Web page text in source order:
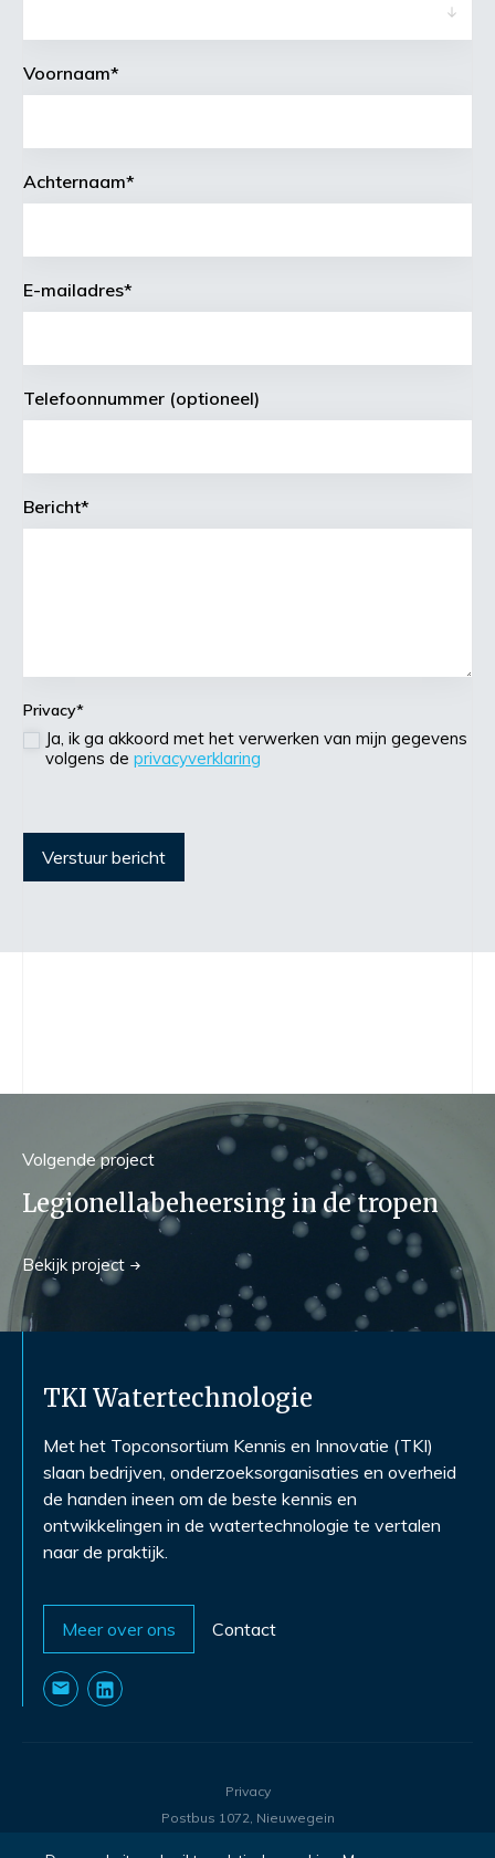
Voornaam*
Achternaam*
E-mailadres*
Telefoonnummer (optioneel)
Bericht*
Privacy*
Ja, ik ga akkoord met het verwerken van mijn gegevens
volgens de privacyverklaring
Verstuur bericht
Volgende project
Legionellabeheersing in de tropen
Bekijk project
TKI Watertechnologie
Met het Topconsortium Kennis en Innovatie (TKI)
slaan bedrijven, onderzoeksorganisaties en overheid
de handen ineen om de beste kennis en
ontwikkelingen in de watertechnologie te vertalen
naar de praktijk.
Meer over ons Contact
Postbus 1072, Nieuwegein
Privacy